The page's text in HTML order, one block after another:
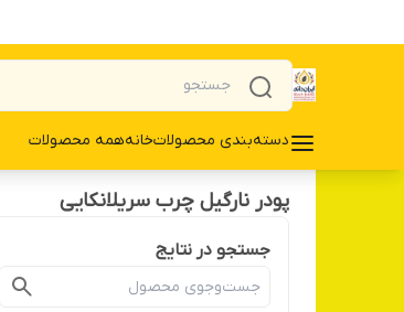
دسته‌بندی محصولاتخانههمه محصولات
پودر نارگیل چرب سریلانکایی
جستجو در نتایج